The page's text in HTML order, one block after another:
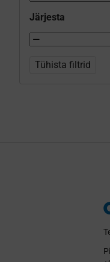
Järjesta
Tühista filtrid